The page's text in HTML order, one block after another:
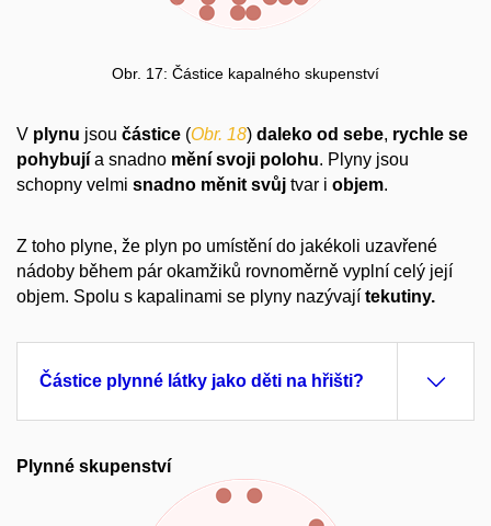
Obr. 17: Částice kapalného skupenství
V plynu jsou částice (Obr. 18) daleko od sebe, rychle se
pohybují a snadno mění svoji polohu. Plyny jsou
schopny velmi snadno měnit svůj tvar i objem.
Z toho plyne, že plyn po umístění do jakékoli uzavřené
nádoby během pár okamžiků rovnoměrně vyplní celý její
objem. Spolu s kapalinami se plyny nazývají tekutiny.
Částice plynné látky jako děti na hřišti?
Plynné skupenství